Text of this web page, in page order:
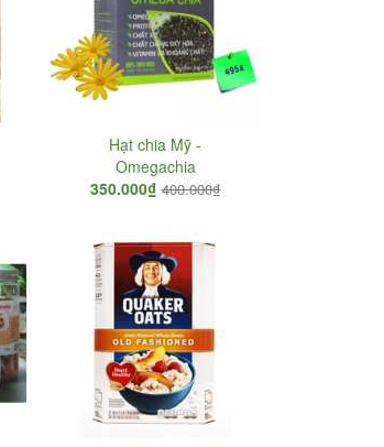
Hạt chia Mỹ -
Omegachia
350.000₫ 400.000₫